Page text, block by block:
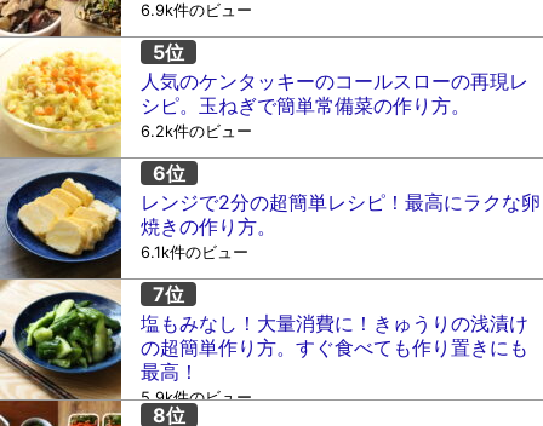
6.9k件のビュー
人気のケンタッキーのコールスローの再現レ
シピ。玉ねぎで簡単常備菜の作り方。
6.2k件のビュー
レンジで2分の超簡単レシピ！最高にラクな卵
焼きの作り方。
6.1k件のビュー
塩もみなし！大量消費に！きゅうりの浅漬け
の超簡単作り方。すぐ食べても作り置きにも
最高！
5.9k件のビュー